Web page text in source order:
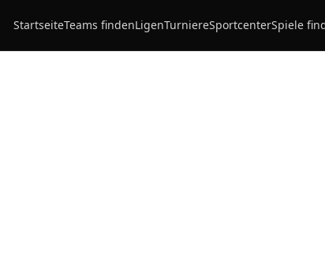
StartseiteTeams findenLigenTurniereSportcenterSpiele